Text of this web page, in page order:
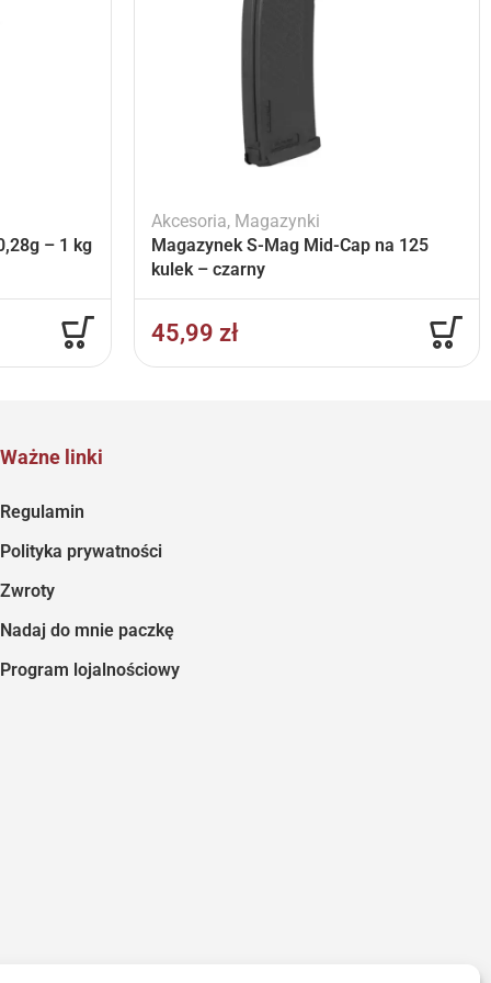
– 1 kg
Akcesoria, Magazynki
Magazynek S-Mag Mid-Cap na 125
kulek – czarny
45,99 zł
Ważne linki
Regulamin
Polityka prywatności
Zwroty
Nadaj do mnie paczkę
Program lojalnościowy